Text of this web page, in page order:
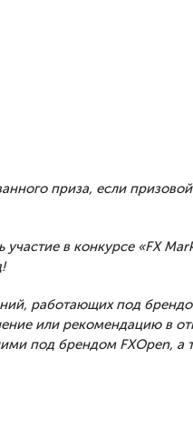
приза, если
участие в конкурсе «FX
работающих под
или рекомендацию в
под брендом FXOpen, а